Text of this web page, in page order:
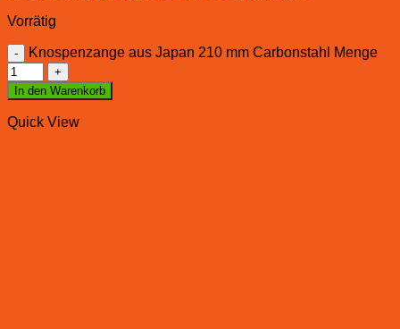
Vorrätig
Knospenzange aus Japan 210 mm Carbonstahl Menge
In den Warenkorb
Quick View